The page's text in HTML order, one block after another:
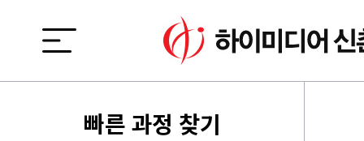
빠른 과정 찾기